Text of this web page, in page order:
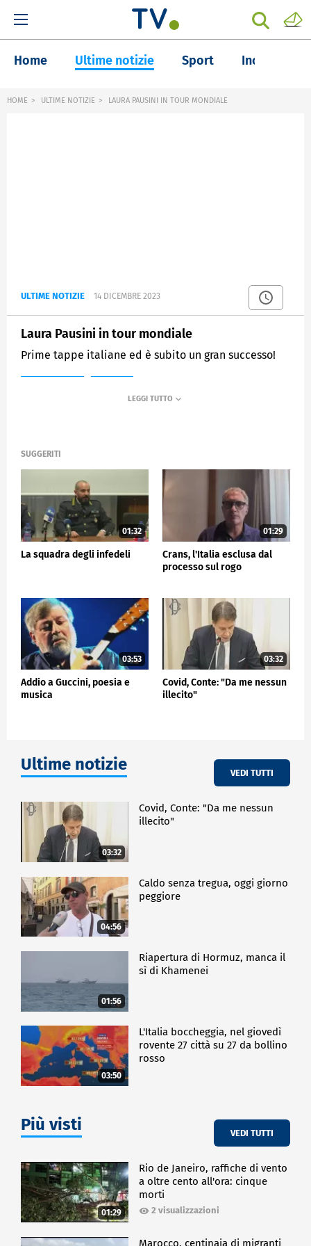
Home Ultime notizie Sport Inchieste
HOME ULTIME NOTIZIE LAURA PAUSINI IN TOUR MONDIALE
ULTIME NOTIZIE 14 DICEMBRE 2023
Laura Pausini in tour mondiale
Prime tappe italiane ed è subito un gran successo!
SUGGERITI
01:32
La squadra degli infedeli
01:29
Crans, l'Italia esclusa dal
processo sul rogo
03:53
Addio a Guccini, poesia e
musica
03:32
Covid, Conte: "Da me nessun
illecito"
Ultime notizie VEDI TUTTI
03:32
Covid, Conte: "Da me nessun
illecito"
04:56
Caldo senza tregua, oggi giorno
peggiore
01:56
Riapertura di Hormuz, manca il
sì di Khamenei
03:50
L'Italia boccheggia, nel giovedì
rovente 27 città su 27 da bollino
rosso
Più visti VEDI TUTTI
01:29
Rio de Janeiro, raffiche di vento
a oltre cento all'ora: cinque
morti
2 visualizzazioni
Marocco, centinaia di migranti